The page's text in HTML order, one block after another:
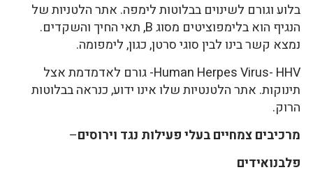
בלוע וגורם לשינוים בבלוטות לימפה. אתר הלטניות של
הנגיף הוא בלימפוציטים מסוג B, תאי החיך והשקדים.
נמצא קשר בינו לבין סוגי סרטן, כגון, לימפומה.
Human Herpes Virus- HHV- גורם לאדמדמת אצל
תינוקות. אתר הלטנטיות שלו אינו ידוע, כנראה בבלוטות
הרוק.
מרכיבים צמחיים בעלי פעילות נגד וירוסים–
פלבנואידים